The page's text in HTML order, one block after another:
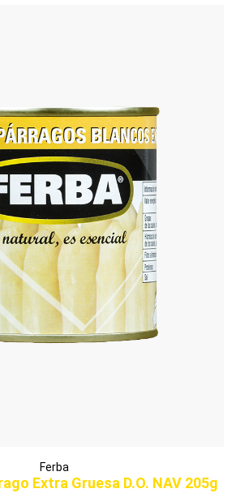
Ferba
Extra Gruesa D.O. NAV 205g